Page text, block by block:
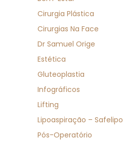
Cirurgia Plástica
Cirurgias Na Face
Dr Samuel Orige
Estética
Gluteoplastia
Infográficos
Lifting
Lipoaspiração – Safelipo
Pós-Operatório